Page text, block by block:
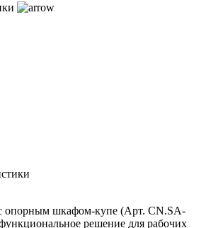
опорным шкафом-купе (Арт. CN.SA-
решение для рабочих